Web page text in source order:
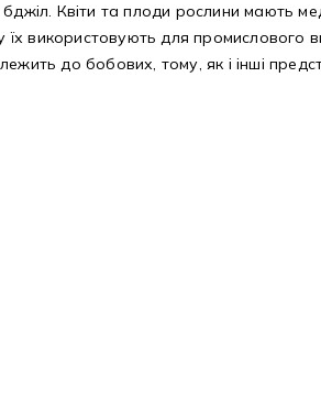
бджіл. Квіти та плоди рослини мають
їх використовують для промислового
до бобових, тому, як і інші